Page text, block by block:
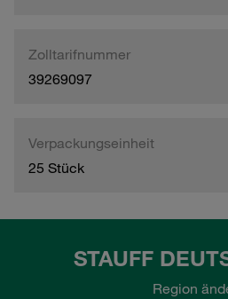
Zolltarifnummer
39269097
Verpackungseinheit
25 Stück
STAUFF
Region